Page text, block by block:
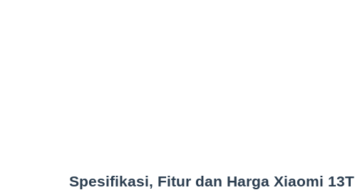
Spesifikasi, Fitur dan Harga Xiaomi 13T